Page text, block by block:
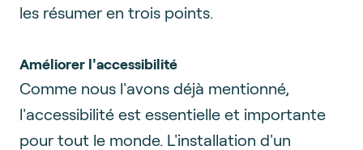
les résumer en trois points.
Améliorer l'accessibilité
Comme nous l'avons déjà mentionné,
l'accessibilité est essentielle et importante
pour tout le monde. L'installation d'un